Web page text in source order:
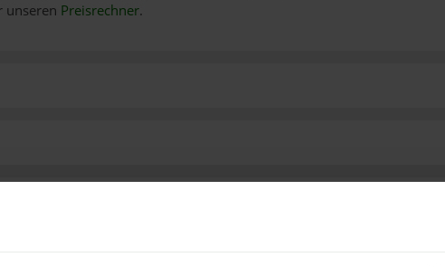
unseren Preisrechner.